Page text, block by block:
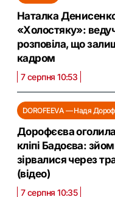
Наталка
«Холостяку»:
розповіла, що
кадром
7 серпня 10:53
DOROFEEVA — Надя
Дорофєєва
кліпі Бадоєва:
зірвалися через
(відео)
7 серпня 10:35